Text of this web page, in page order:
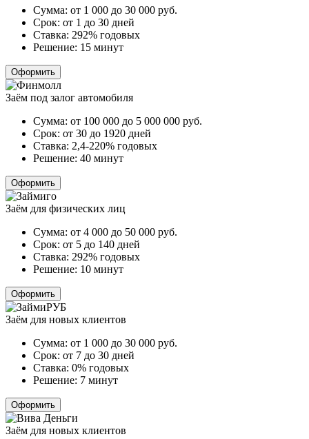
Сумма: от 1 000 до 30 000 руб.
Срок: от 1 до 30 дней
Ставка: 292% годовых
Решение: 15 минут
Оформить
Заём под залог автомобиля
Сумма: от 100 000 до 5 000 000 руб.
Срок: от 30 до 1920 дней
Ставка: 2,4-220% годовых
Решение: 40 минут
Оформить
Заём для физических лиц
Сумма: от 4 000 до 50 000 руб.
Срок: от 5 до 140 дней
Ставка: 292% годовых
Решение: 10 минут
Оформить
Заём для новых клиентов
Сумма: от 1 000 до 30 000 руб.
Срок: от 7 до 30 дней
Ставка: 0% годовых
Решение: 7 минут
Оформить
Заём для новых клиентов